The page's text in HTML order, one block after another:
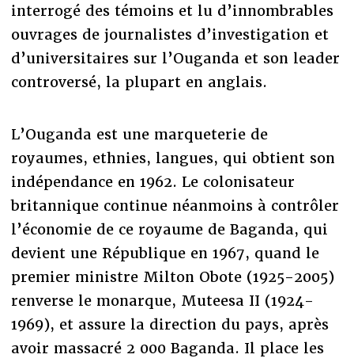
interrogé des témoins et lu d’innombrables
ouvrages de journalistes d’investigation et
d’universitaires sur l’Ouganda et son leader
controversé, la plupart en anglais.
L’Ouganda est une marqueterie de
royaumes, ethnies, langues, qui obtient son
indépendance en 1962. Le colonisateur
britannique continue néanmoins à contrôler
l’économie de ce royaume de Baganda, qui
devient une République en 1967, quand le
premier ministre Milton Obote (1925-2005)
renverse le monarque, Muteesa II (1924-
1969), et assure la direction du pays, après
avoir massacré 2 000 Baganda. Il place les